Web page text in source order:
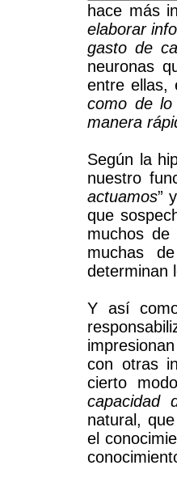
hace más
elaborar
gasto de
neuronas
entre ellas,
como de lo
manera
Según la
nuestro
actuamos”
que
muchos de
muchas
determinan
Y así
con otras
cierto
capacidad
natural,
el